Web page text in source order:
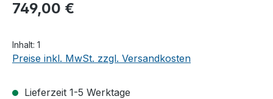
749,00 €
Inhalt: 1
Preise inkl. MwSt. zzgl. Versandkosten
Lieferzeit 1-5 Werktage